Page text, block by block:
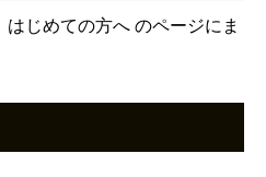
はじめての方へ のページにま